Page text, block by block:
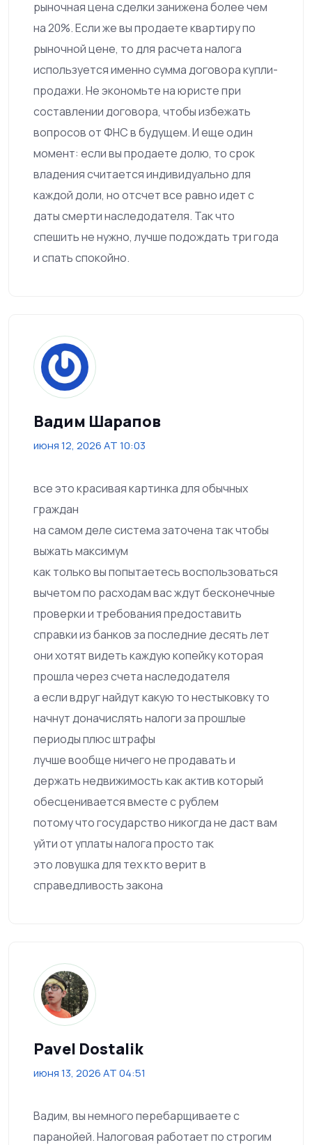
рыночная цена сделки занижена более чем
на 20%. Если же вы продаете квартиру по
рыночной цене, то для расчета налога
используется именно сумма договора купли-
продажи. Не экономьте на юристе при
составлении договора, чтобы избежать
вопросов от ФНС в будущем. И еще один
момент: если вы продаете долю, то срок
владения считается индивидуально для
каждой доли, но отсчет все равно идет с
даты смерти наследодателя. Так что
спешить не нужно, лучше подождать три года
и спать спокойно.
Вадим Шарапов
июня 12, 2026 AT 10:03
все это красивая картинка для обычных
граждан
на самом деле система заточена так чтобы
выжать максимум
как только вы попытаетесь воспользоваться
вычетом по расходам вас ждут бесконечные
проверки и требования предоставить
справки из банков за последние десять лет
они хотят видеть каждую копейку которая
прошла через счета наследодателя
а если вдруг найдут какую то нестыковку то
начнут доначислять налоги за прошлые
периоды плюс штрафы
лучше вообще ничего не продавать и
держать недвижимость как актив который
обесценивается вместе с рублем
потому что государство никогда не даст вам
уйти от уплаты налога просто так
это ловушка для тех кто верит в
справедливость закона
Pavel Dostalik
июня 13, 2026 AT 04:51
Вадим, вы немного перебарщиваете с
паранойей. Налоговая работает по строгим